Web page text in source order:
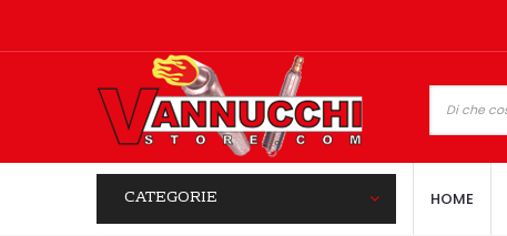
CATEGORIE HOME